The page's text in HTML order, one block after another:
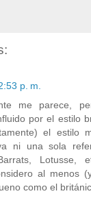
p. m.
me parece,
por el estilo
el estilo
ni una sola
Lotusse,
al menos
como el